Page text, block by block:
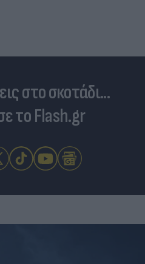
στο σκοτάδι...
το Flash.gr